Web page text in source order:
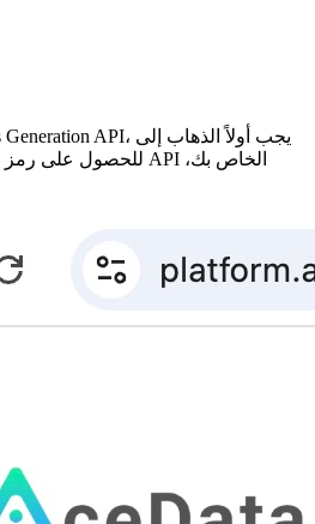
لاستخدام SeeDream Images Generation API، يجب أولاً الذهاب إلى